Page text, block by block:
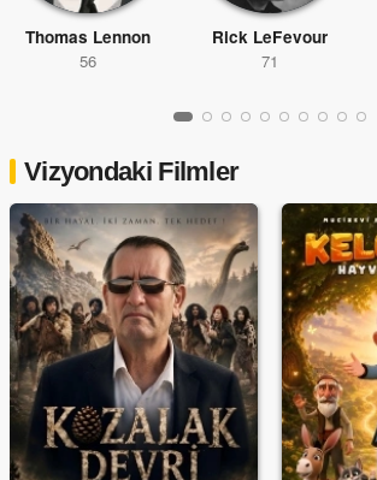
Thomas Lennon
56
Rick LeFevour
71
Vizyondaki Filmler